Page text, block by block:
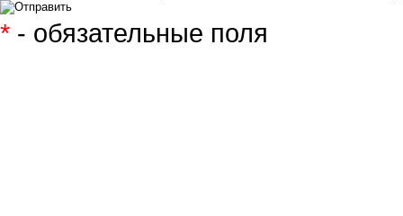
* - обязательные поля